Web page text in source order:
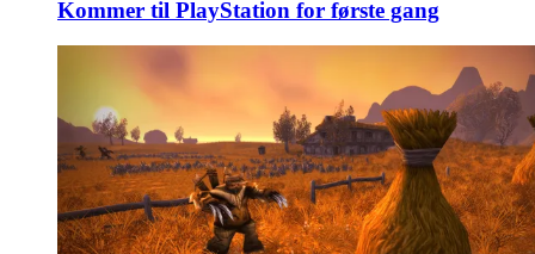
Kommer til PlayStation for første gang